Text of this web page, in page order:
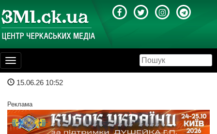
Toggle
navigation
15.06.26 10:52
Реклама